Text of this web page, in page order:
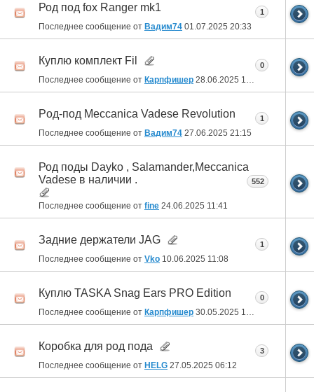
Род под fox Ranger mk1
Последнее сообщение от Вадим74 01.07.2025 20:33
1
Куплю комплект Fil
Последнее сообщение от Карпфишер 28.06.2025 19:04
0
Рoд-пoд Mеccanica Vadese Revolution
Последнее сообщение от Вадим74 27.06.2025 21:15
1
Род поды Dayko , Salamander,Meccanica
Vadese в наличии .
Последнее сообщение от fine 24.06.2025 11:41
552
Задние держатели JAG
Последнее сообщение от Vko 10.06.2025 11:08
1
Куплю TASKA Snag Ears PRO Edition
Последнее сообщение от Карпфишер 30.05.2025 13:56
0
Коробка для род пода
Последнее сообщение от HELG 27.05.2025 06:12
3